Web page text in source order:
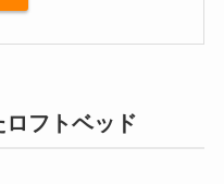
フトベッド